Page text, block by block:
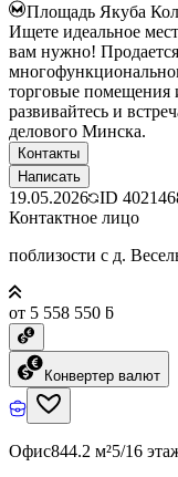
Площадь Якуба
Ищете идеальное
вам нужно!
торговые помещения
развивайтесь и
делового Минска.
Контакты
Написать
19.05.2026 ID
Контактное лицо
поблизости с д.
от 5 558 550 ƃ
Конвертер валют
Офис844.2 м²5/16